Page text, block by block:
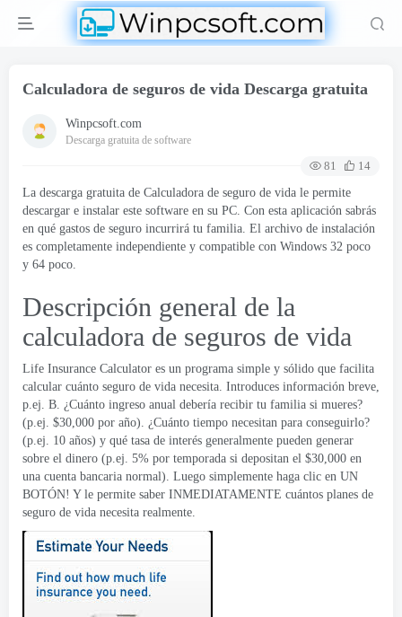
Calculadora de seguros de vida Descarga gratuita
Winpcsoft.com
Descarga gratuita de software
81
14
La descarga gratuita de Calculadora de seguro de vida le permite
descargar e instalar este software en su PC. Con esta aplicación sabrás
en qué gastos de seguro incurrirá tu familia. El archivo de instalación
es completamente independiente y compatible con Windows 32 poco
y 64 poco.
Descripción general de la
calculadora de seguros de vida
Life Insurance Calculator es un programa simple y sólido que facilita
calcular cuánto seguro de vida necesita. Introduces información breve,
p.ej. B. ¿Cuánto ingreso anual debería recibir tu familia si mueres?
(p.ej. $30,000 por año). ¿Cuánto tiempo necesitan para conseguirlo?
(p.ej. 10 años) y qué tasa de interés generalmente pueden generar
sobre el dinero (p.ej. 5% por temporada si depositan el $30,000 en
una cuenta bancaria normal). Luego simplemente haga clic en UN
BOTÓN! Y le permite saber INMEDIATAMENTE cuántos planes de
seguro de vida necesita realmente.